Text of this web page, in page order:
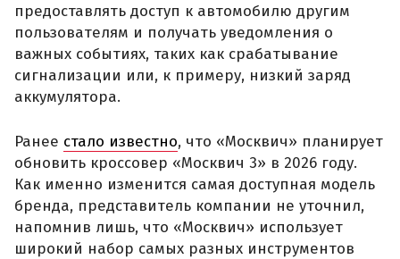
предоставлять доступ к автомобилю другим
пользователям и получать уведомления о
важных событиях, таких как срабатывание
сигнализации или, к примеру, низкий заряд
аккумулятора.
Ранее стало известно, что «Москвич» планирует
обновить кроссовер «Москвич 3» в 2026 году.
Как именно изменится самая доступная модель
бренда, представитель компании не уточнил,
напомнив лишь, что «Москвич» использует
широкий набор самых разных инструментов